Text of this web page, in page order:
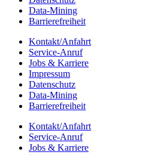
Data-Mining
Barrie­re­frei­heit
Kontakt/​​Anfahrt
Service-Anruf
Jobs & Karriere
Impres­sum
Daten­schutz
Data-Mining
Barrie­re­frei­heit
Kontakt/​​Anfahrt
Service-Anruf
Jobs & Karriere